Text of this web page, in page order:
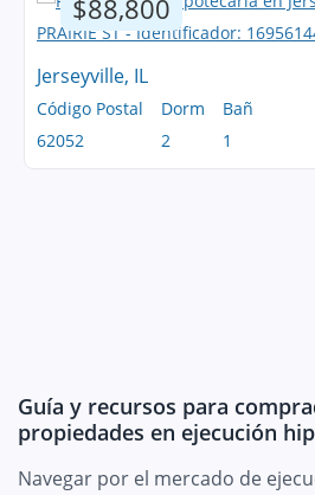
$88,800
Jerseyville, IL
Código Postal
62052
Dorm
2
Bañ
1
Guía y recursos para
propiedades en ejecución
Navegar por el mercado de